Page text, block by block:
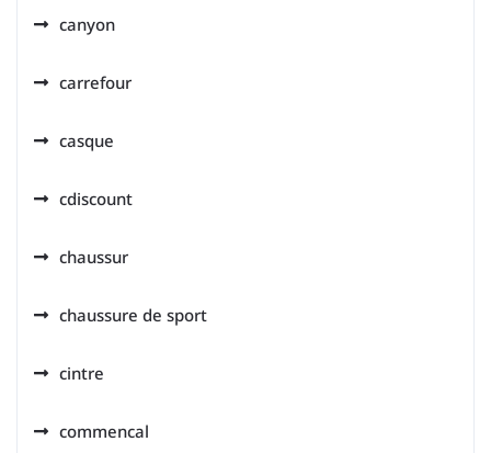
canyon
carrefour
casque
cdiscount
chaussur
chaussure de sport
cintre
commencal